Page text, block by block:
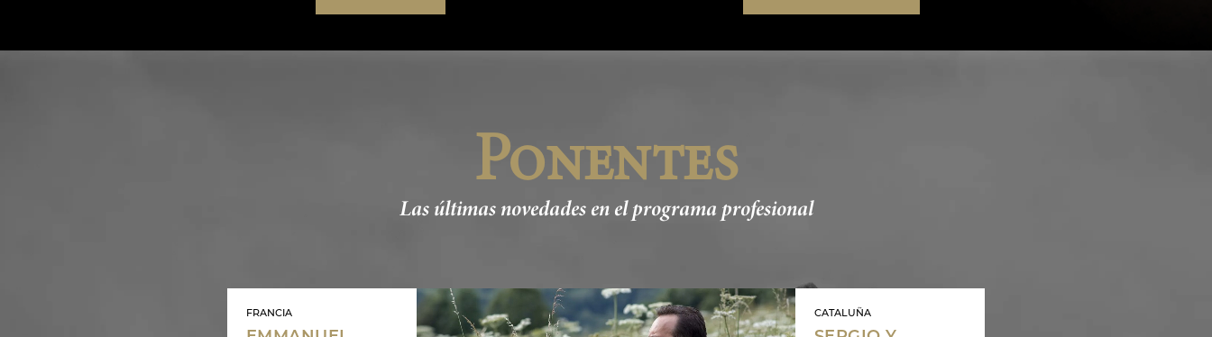
Ponentes
Las últimas novedades en el programa profesional
FRANCIA CATALUÑA